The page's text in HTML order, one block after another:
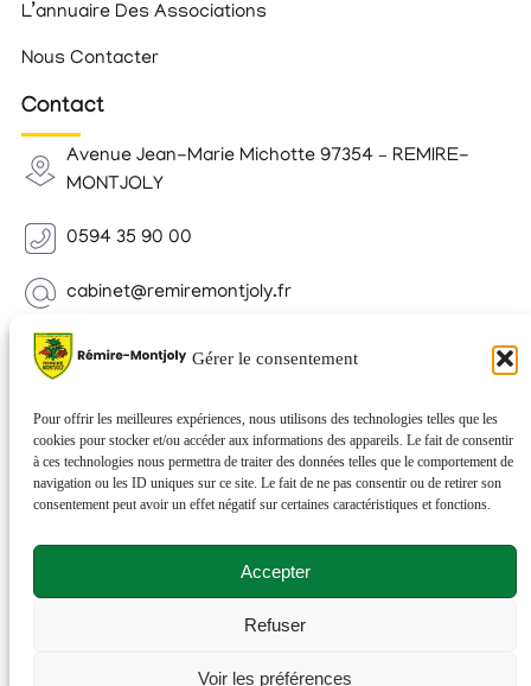
Gérer le consentement
Pour offrir les meilleures expériences, nous utilisons des technologies telles que les
cookies pour stocker et/ou accéder aux informations des appareils. Le fait de consentir
à ces technologies nous permettra de traiter des données telles que le comportement de
navigation ou les ID uniques sur ce site. Le fait de ne pas consentir ou de retirer son
consentement peut avoir un effet négatif sur certaines caractéristiques et fonctions.
Accepter
Refuser
Voir les préférences
L’annuaire Des Associations
Nous Contacter
Contact
Avenue Jean-Marie Michotte 97354 – REMIRE-
MONTJOLY
0594 35 90 00
cabinet@remiremontjoly.fr
Newsletter
nouvelles de votre commune.